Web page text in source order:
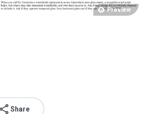
Preview
Share